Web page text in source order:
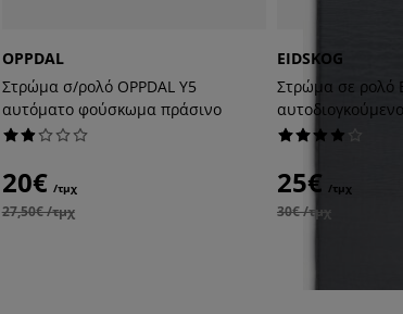
OPPDAL
Στρώμα σ/ρολό OPPDAL Υ5
αυτόματο φούσκωμα πράσινο
20€ /τμχ
27,50€ /τμχ
EIDSKOG
Στρώμα σε ρολό
25€ /τμχ
30€ /τμχ